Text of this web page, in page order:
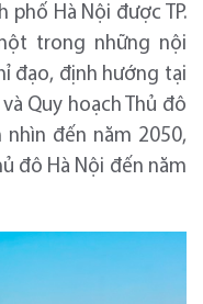
phố Hà Nội được TP.
trong những nội
đạo, định hướng tại
Quy hoạch Thủ đô
đến năm 2050,
đô Hà Nội đến năm